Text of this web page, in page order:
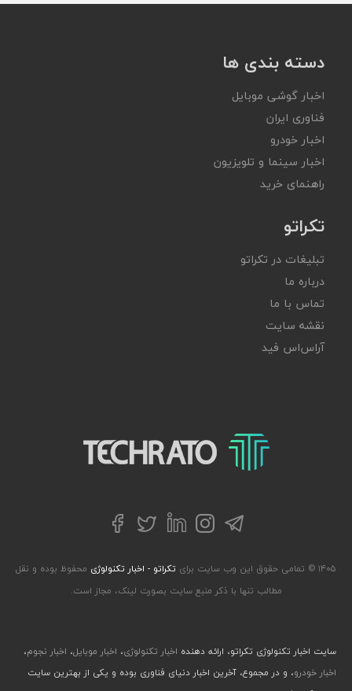
دسته بندی ها
اخبار گوشی موبایل
فناوری ایران
اخبار خودرو
اخبار سینما و تلویزیون
راهنمای خرید
تکراتو
تبلیغات در تکراتو
درباره ما
تماس با ما
نقشه سایت
آر‌اس‌اس فید
تکراتو – زندگی با تکنولوژی
تلگراماینستاگرام
لینکداینتوییترفیسبوک
۱۴۰۵ © تمامی حقوق این وب سایت برای تکراتو - اخبار تکنولوژی محفوظ بوده و نقل
مطالب تنها با ذکر منبع سایت بصورت لینک، مجاز است.
سایت اخبار تکنولوژی تکراتو، ارائه دهنده اخبار تکنولوژی، اخبار موبایل، اخبار نجوم،
اخبار خودرو، و در مجموع، آخرین اخبار دنیای فناوری بوده و یکی از بهترین سایت